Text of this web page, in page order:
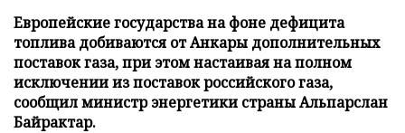
Европейские государства на фоне дефицита
топлива добиваются от Анкары дополнительных
поставок газа, при этом настаивая на полном
исключении из поставок российского газа,
сообщил министр энергетики страны Альпарслан
Байрактар.